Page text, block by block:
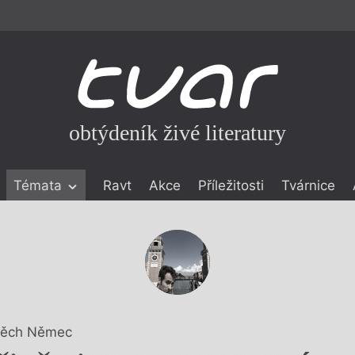
obtýdeník živé literatury
Témata Ravt Akce Příležitosti Tvárnice
Němec